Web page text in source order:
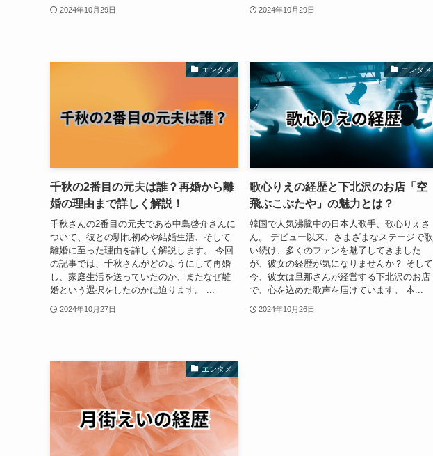
2024年10月29日 2024年10月29日
エンタメ
千秋の2番目の元夫は誰？再婚から離
婚の理由まで詳しく解説！
千秋さんの2番目の元夫である中島啓介さんに
ついて、彼との馴れ初めや結婚生活、そして
離婚に至った理由を詳しく解説します。 今回
の記事では、千秋さんがどのようにして再婚
し、家庭生活を送っていたのか、またなぜ離
婚という選択をしたのかに迫ります。 ...
2024年10月27日
エンタメ
歌心りえの経歴と下北沢のお店「空
飛ぶこぶたや」の魅力とは？
韓国で人気沸騰中の日本人歌手、歌心りえさ
ん。 デビュー以来、さまざまなステージで歌
い続け、多くのファンを魅了してきました
が、彼女の経歴が気になりませんか？ そして
今、彼女は旦那さんが経営する下北沢のお店
で、心を込めた歌声を届けています。 本...
2024年10月26日
エンタメ